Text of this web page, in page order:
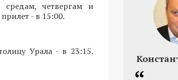
четвергам и
- в 15:00.
Урала - в 23:15.